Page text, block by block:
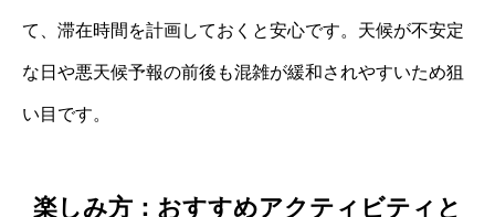
て、滞在時間を計画しておくと安心です。天候が不安定
な日や悪天候予報の前後も混雑が緩和されやすいため狙
い目です。
楽しみ方：おすすめアクティビティと